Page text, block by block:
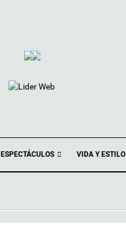
ESPECTÁCULOS VIDA Y ESTILO